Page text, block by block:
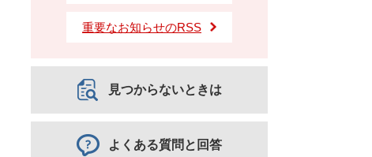
重要なお知らせのRSS
見つからないときは
よくある質問と回答